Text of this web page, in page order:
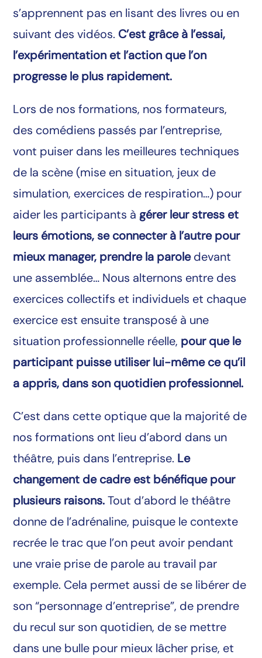
s’apprennent pas en lisant des livres ou en
suivant des vidéos. C’est grâce à l’essai,
l’expérimentation et l’action que l’on
progresse le plus rapidement.
Lors de nos formations, nos formateurs,
des comédiens passés par l’entreprise,
vont puiser dans les meilleures techniques
de la scène (mise en situation, jeux de
simulation, exercices de respiration…) pour
aider les participants à gérer leur stress et
leurs émotions, se connecter à l’autre pour
mieux manager, prendre la parole devant
une assemblée… Nous alternons entre des
exercices collectifs et individuels et chaque
exercice est ensuite transposé à une
situation professionnelle réelle, pour que le
participant puisse utiliser lui-même ce qu’il
a appris, dans son quotidien professionnel.
C’est dans cette optique que la majorité de
nos formations ont lieu d’abord dans un
théâtre, puis dans l’entreprise. Le
changement de cadre est bénéfique pour
plusieurs raisons. Tout d’abord le théâtre
donne de l’adrénaline, puisque le contexte
recrée le trac que l’on peut avoir pendant
une vraie prise de parole au travail par
exemple. Cela permet aussi de se libérer de
son “personnage d’entreprise”, de prendre
du recul sur son quotidien, de se mettre
dans une bulle pour mieux lâcher prise, et